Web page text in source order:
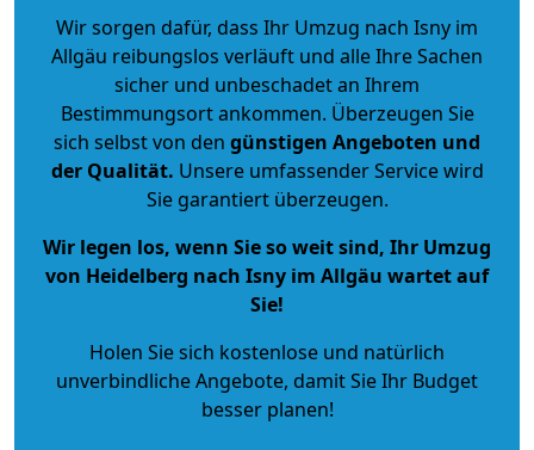
Wir sorgen dafür, dass Ihr Umzug nach Isny im
Allgäu reibungslos verläuft und alle Ihre Sachen
sicher und unbeschadet an Ihrem
Bestimmungsort ankommen. Überzeugen Sie
sich selbst von den günstigen Angeboten und
der Qualität. Unsere umfassender Service wird
Sie garantiert überzeugen.
Wir legen los, wenn Sie so weit sind, Ihr Umzug
von Heidelberg nach Isny im Allgäu wartet auf
Sie!
Holen Sie sich kostenlose und natürlich
unverbindliche Angebote, damit Sie Ihr Budget
besser planen!